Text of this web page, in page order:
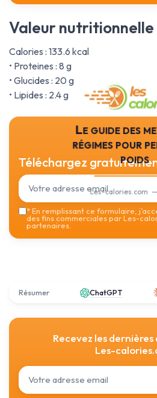
Valeur nutritionnelle
Calories : 133.6 kcal
• Proteines : 8 g
• Glucides : 20 g
• Lipides : 2.4 g
Le guide des
régimes pour
poids
Les-calories.com
Téléchargez
*En remplissant ce formulaire,
des fins commerciales par Les-
partenaires.
Résumer ChatGPT
Recevez les
Les-